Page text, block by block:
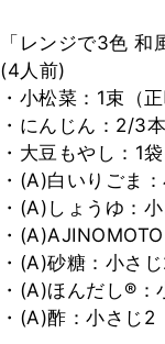
「レンジで3色 和
(4人前)
・小松菜：1束（
・にんじん：2/3
・大豆もやし：1
・(A)白いりごま
・(A)しょうゆ：
・
・(A)砂糖：小さ
・(A)ほんだし®︎：
・(A)酢：小さじ2